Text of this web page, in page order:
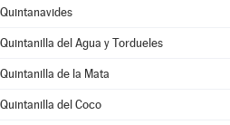
Quintanavides
Quintanilla del Agua y Tordueles
Quintanilla de la Mata
Quintanilla del Coco